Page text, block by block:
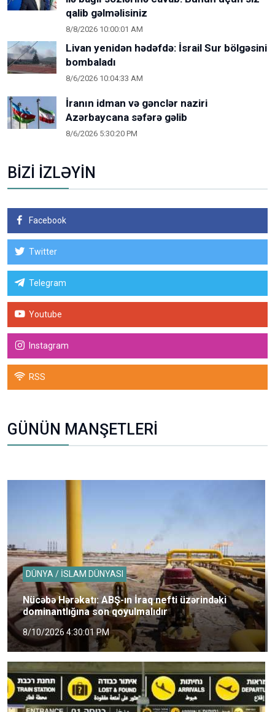
qalib gəlməlisiniz
8/8/2026 10:00:01 AM
Livan yenidən hədəfdə: İsrail Sur bölgəsini
bombaladı
8/6/2026 10:04:33 AM
İranın idman və gənclər naziri
Azərbaycana səfərə gəlib
8/6/2026 5:30:20 PM
BİZİ İZLƏYİN
Facebook
Twitter
Telegram
Youtube
Instagram
RSS
GÜNÜN MANŞETLERİ
DÜNYA / İSLAM DÜNYASI
Nücəbə Hərəkatı: ABŞ-ın İraq nefti üzərindəki
dominantlığına son qoyulmalıdır
8/10/2026 4:30:01 PM